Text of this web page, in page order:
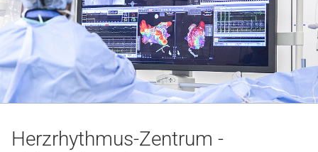
Startseite
Kliniken & Einrichtungen
Herzrhythmus-Zentrum -